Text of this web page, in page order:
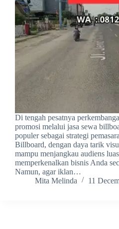
Di tengah pesatnya
promosi melalui jasa sewa
populer sebagai strategi
Billboard, dengan daya tarik
mampu menjangkau audiens
memperkenalkan bisnis Anda
Namun, agar iklan…
Mita Melinda
11